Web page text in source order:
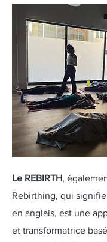
Le REBIRTH,
Rebirthing, qui
en anglais, est une
et transformatrice